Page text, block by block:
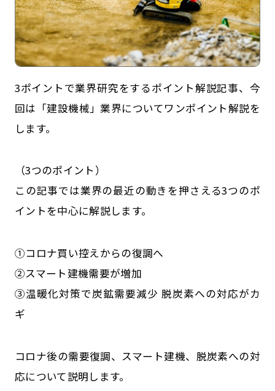
インタツアー活用法
LINE登録
サイトマップ
プライバシーポリシー
公式SNSはこちら
3ポイントで業界研究をするポイント解説記事、今
回は「建設機械」業界についてワンポイント解説を
します。
（3つのポイント）
この記事では業界の最近の動きを押さえる3つのポ
イントを中心に解説します。
①コロナ買い控えからの復調へ
②スマート建機需要が増加
③温暖化対策で炭鉱需要減少 脱炭素への対応がカ
ギ
コロナ後の需要復調、スマート建機、脱炭素への対
応について説明します。